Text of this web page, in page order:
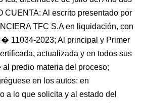
CUENTA: Al escrito presentado por
TFC S.A en liquidación, con
11034-2023; Al principal y Primer
actualizada y en todos sus
predio materia del proceso;
en los autos; en
a lo que solicita y al estado del